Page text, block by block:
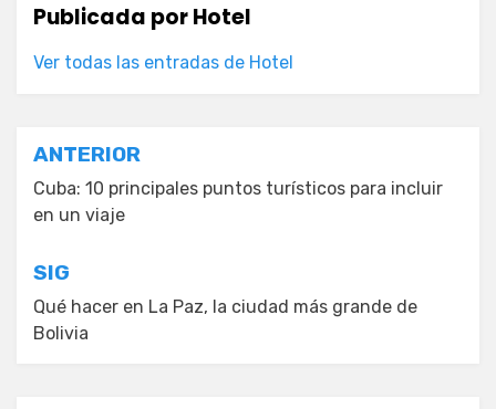
Publicada porHotel
Ver todas las entradas de Hotel
Navegación
de
entradas
ANTERIOR
Cuba: 10 principales puntos turísticos para incluir
en un viaje
SIG
Qué hacer en La Paz, la ciudad más grande de
Bolivia